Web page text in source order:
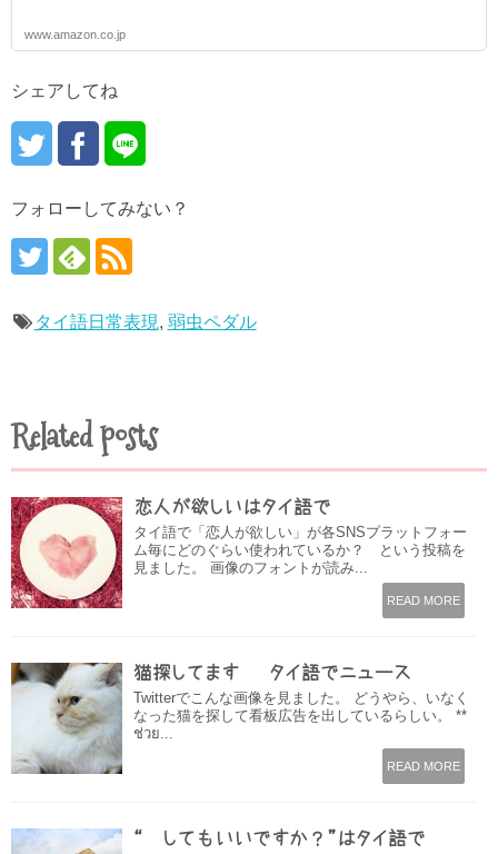
www.amazon.co.jp
シェアしてね
フォローしてみない？
タイ語日常表現, 弱虫ペダル
Related posts
恋人が欲しいはタイ語で
タイ語で「恋人が欲しい」が各SNSプラットフォー
ム毎にどのぐらい使われているか？ という投稿を
見ました。 画像のフォントが読み...
READ MORE
猫探してます – タイ語でニュース
Twitterでこんな画像を見ました。 どうやら、いなく
なった猫を探して看板広告を出しているらしい。 **
ช่วย...
READ MORE
“〜してもいいですか？”はタイ語で